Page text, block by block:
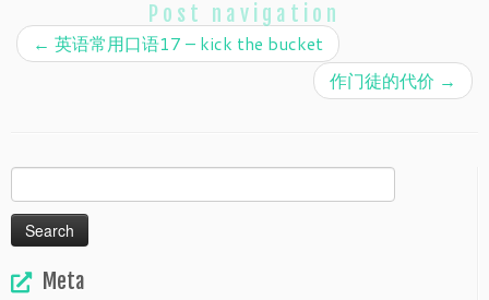
Post navigation
← 英语常用口语17 – kick the bucket
作门徒的代价 →
for:
Meta